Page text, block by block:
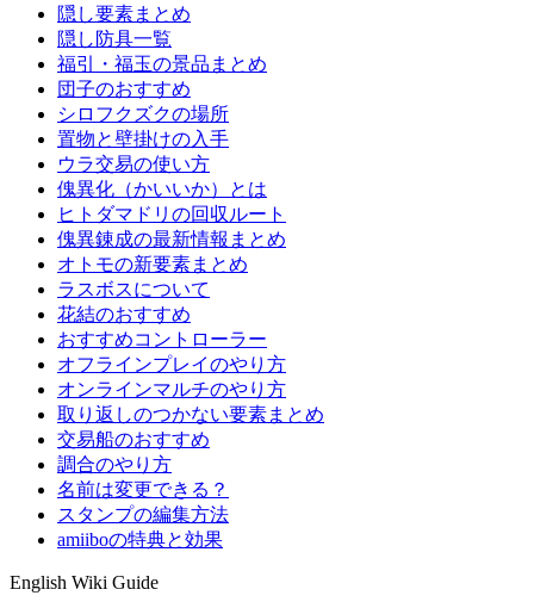
隠し要素まとめ
隠し防具一覧
福引・福玉の景品まとめ
団子のおすすめ
シロフクズクの場所
置物と壁掛けの入手
ウラ交易の使い方
傀異化（かいいか）とは
ヒトダマドリの回収ルート
傀異錬成の最新情報まとめ
オトモの新要素まとめ
ラスボスについて
花結のおすすめ
おすすめコントローラー
オフラインプレイのやり方
オンラインマルチのやり方
取り返しのつかない要素まとめ
交易船のおすすめ
調合のやり方
名前は変更できる？
スタンプの編集方法
amiiboの特典と効果
English Wiki Guide